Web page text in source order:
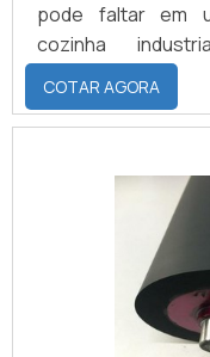
pode faltar em
cozinha
fundamental para
local. Além de
essencial de
para
ação
COTAR AGORA